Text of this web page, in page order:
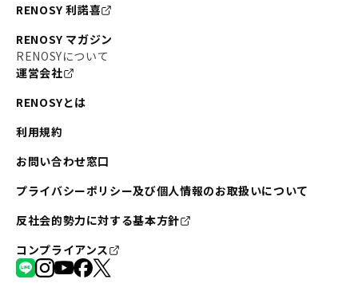
RENOSY 利諾喜
RENOSY マガジン
RENOSYについて
運営会社
RENOSYとは
利用規約
お問い合わせ窓口
プライバシーポリシー及び個人情報のお取扱いについて
反社会的勢力に対する基本方針
コンプライアンス